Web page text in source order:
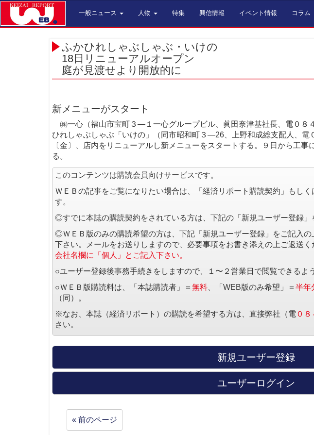
一般ニュース 人物 特集 興信情報 イベント情報 コラム
ふかひれしゃぶしゃぶ・いけの
18日リニューアルオープン
庭が見渡せより開放的に
新メニューがスタート
㈱一心（福山市宝町３―１一心グループビル、眞田奈津基社長、電０８
ひれしゃぶしゃぶ「いけの」（同市昭和町３―26、上野和成総支配人、電
〔金〕、店内をリニューアルし新メニューをスタートする。９日から工
る。
このコンテンツは購読会員向けサービスです。
ＷＥＢの記事をご覧になりたい場合は、「経済リポート購読契約」もし
す。
◎すでに本誌の購読契約をされている方は、下記の「新規ユーザー登録」
◎ＷＥＢ版のみの購読希望の方は、下記「新規ユーザー登録」をご記入の
下さい。メールをお送りしますので、必要事項をお書き添えの上ご返送く
会社名欄に「個人」とご記入下さい。
○ユーザー登録後事務手続きをしますので、１〜２営業日で閲覧できるよ
○ＷＥＢ版購読料は、「本誌購読者」＝ 無料 、「WEB版のみ希望」＝ 半年
（同）。
※なお、本誌（経済リポート）の購読を希望する方は、直接弊社（電 ０
さい。
新規ユーザー登録
ユーザーログイン
« 前のページ